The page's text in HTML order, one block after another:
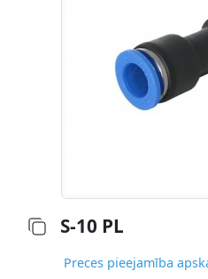
S-10 PL
Preces pieejamība